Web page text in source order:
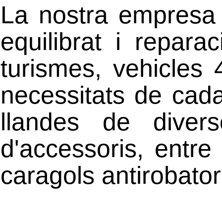
La nostra
equilibrat i
turismes, vehicles
necessitats de
llandes de
d'accessoris,
caragols